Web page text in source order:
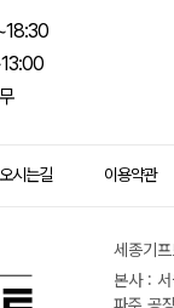
오시는길 이용약관
세종기
본사 :